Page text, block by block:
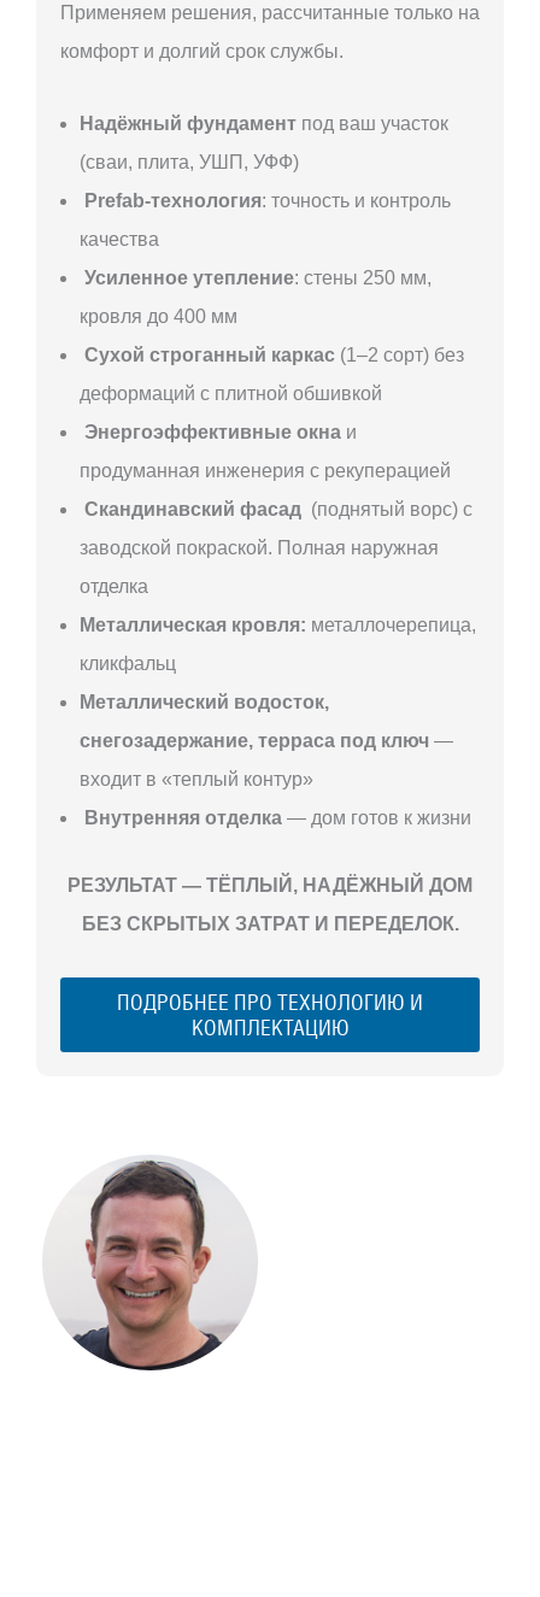
Применяем решения, рассчитанные только на
комфорт и долгий срок службы.
Надёжный фундамент под ваш участок
(сваи, плита, УШП, УФФ)
Prefab-технология: точность и контроль
качества
Усиленное утепление: стены 250 мм,
кровля до 400 мм
Сухой строганный каркас (1–2 сорт) без
деформаций с плитной обшивкой
Энергоэффективные окна и
продуманная инженерия с рекуперацией
Скандинавский фасад (поднятый ворс) с
заводской покраской. Полная наружная
отделка
Металлическая кровля: металлочерепица,
кликфальц
Металлический водосток,
снегозадержание, терраса под ключ —
входит в «теплый контур»
Внутренняя отделка — дом готов к жизни
РЕЗУЛЬТАТ — ТЁПЛЫЙ, НАДЁЖНЫЙ ДОМ
БЕЗ СКРЫТЫХ ЗАТРАТ И ПЕРЕДЕЛОК.
ПОДРОБНЕЕ ПРО ТЕХНОЛОГИЮ И
КОМПЛЕКТАЦИЮ